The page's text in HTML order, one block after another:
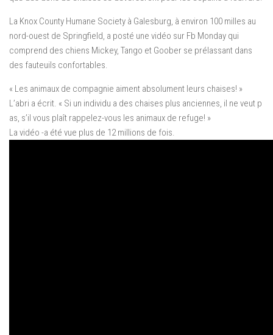
La Knox County Humane Society à Galesburg, à environ 100 milles au
nord-ouest de Springfield, a posté une vidéo sur Fb Monday qui
comprend des chiens Mickey, Tango et Goober se prélassant dans
des fauteuils confortables.
« Les animaux de compagnie aiment absolument leurs chaises! »
L’abri a écrit. « Si un individu a des chaises plus anciennes, il ne veut p
as, s’il vous plaît rappelez-vous les animaux de refuge! »
La vidéo -a été vue plus de 12 millions de fois.